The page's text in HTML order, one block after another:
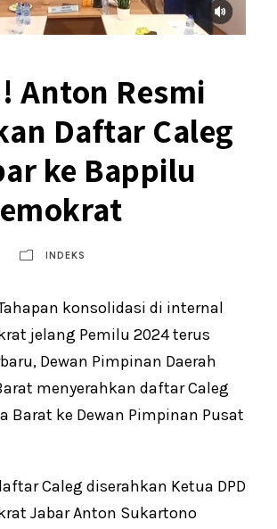
Anton Resmi
Daftar Caleg
ke Bappilu
INDEKS
konsolidasi di internal
jelang Pemilu 2024 terus
Dewan Pimpinan Daerah
menyerahkan daftar Caleg
Barat ke Dewan Pimpinan Pusat
Caleg diserahkan Ketua DPD
Jabar Anton Sukartono